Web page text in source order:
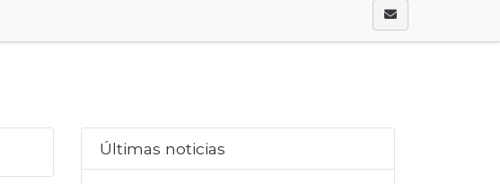
Últimas noticias